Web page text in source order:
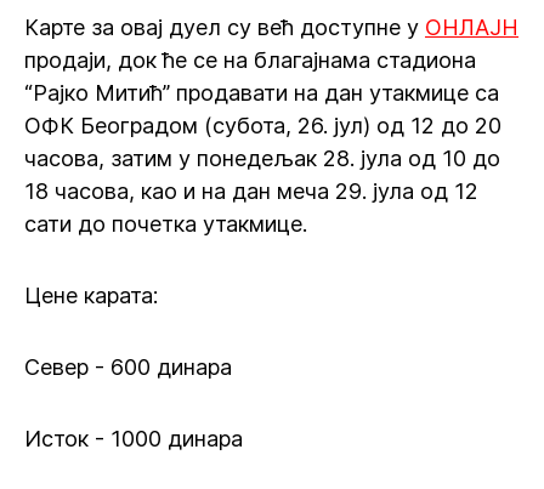
Карте за овај дуел су већ доступне у ОНЛАЈН
продаји, док ће се на благајнама стадиона
“Рајко Митић” продавати на дан утакмице са
ОФК Београдом (субота, 26. јул) од 12 до 20
часова, затим у понедељак 28. јула од 10 до
18 часова, као и на дан меча 29. јула од 12
сати до почетка утакмице.
Цене карата:
Север - 600 динара
Исток - 1000 динара